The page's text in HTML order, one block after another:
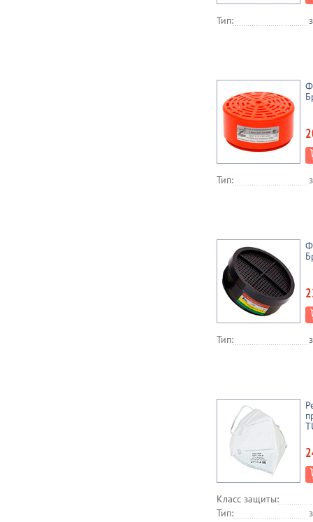
Тип:
Тип:
Тип:
Класс защиты:
Тип: